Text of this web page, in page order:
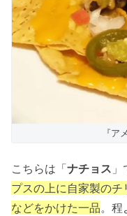
『ア
こちらは「ナチョス 」
プスの上に自家製の
などをかけた一品。程